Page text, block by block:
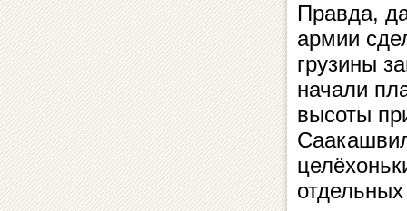
Правда,
армии
грузины
начали
высоты